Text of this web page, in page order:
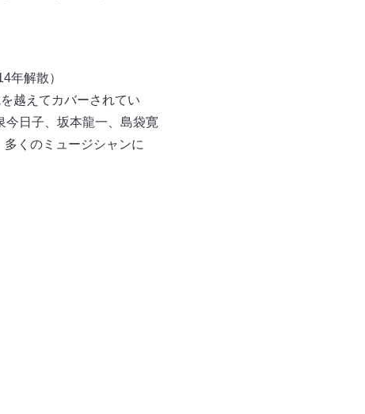
年解散）
越えてカバーされてい
今日子、坂本龍一、島袋寛
くのミュージシャンに